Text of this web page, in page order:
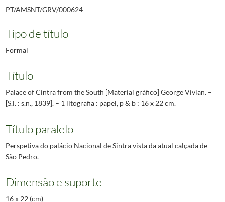
PT/AMSNT/GRV/000624
Tipo de título
Formal
Título
Palace of Cintra from the South [Material gráfico] George Vivian. –
[S.l. : s.n., 1839]. – 1 litografia : papel, p & b ; 16 x 22 cm.
Título paralelo
Perspetiva do palácio Nacional de Sintra vista da atual calçada de
São Pedro.
Dimensão e suporte
16 x 22 (cm)